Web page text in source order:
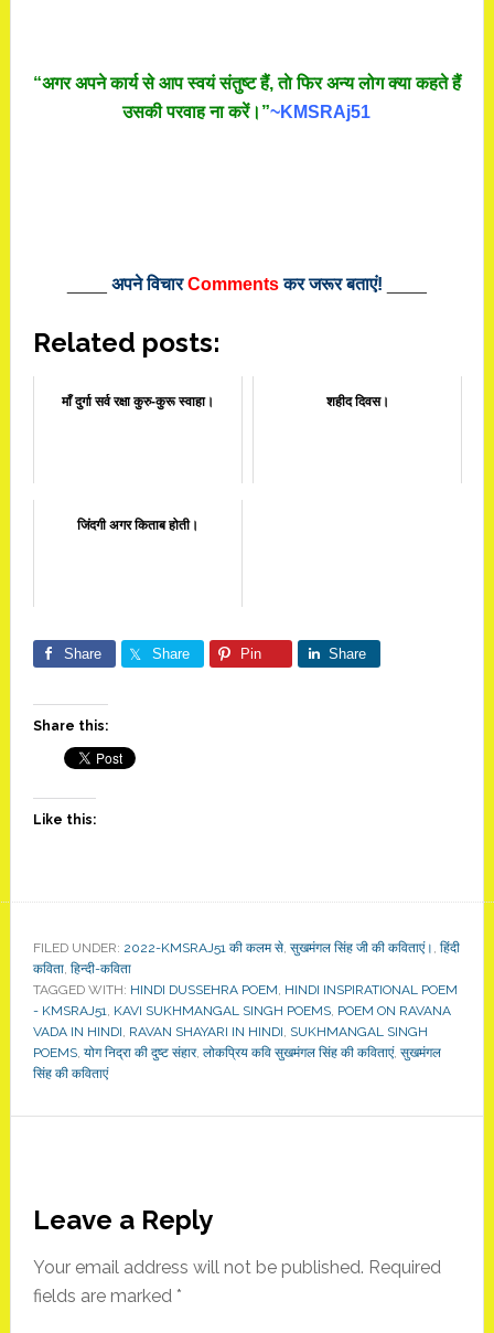
“अगर अपने कार्य से आप स्वयं संतुष्ट हैं, ताे फिर अन्य लोग क्या कहते हैं
उसकी परवाह ना करें।”~KMSRAj51
अपने विचारCommentsकर जरूर बताएं!
Related posts:
माँ दुर्गा सर्व रक्षा कुरु-कुरू स्वाहा। शहीद दिवस।
जिंदगी अगर किताब होती।
Share Share Pin Share
Share this:
Like this:
FILED UNDER: 2022-KMSRAJ51 की कलम से, सुखमंगल सिंह जी की कविताएं। हिंदी
कविता, हिन्दी-कविता
TAGGED WITH: HINDI DUSSEHRA POEM HINDI INSPIRATIONAL POEM
- KMSRAJ51
KAVI SUKHMANGAL SINGH POEMS, POEM ON RAVANA
VADA IN HINDI RAVAN SHAYARI IN HINDI SUKHMANGAL SINGH
POEMS, योग निद्रा की दुष्ट संहार, लोकप्रिय कवि सुखमंगल सिंह की कविताएं, सुखमंगल
सिंह की कविताएं
Reader
Interactions
Leave a Reply
Your email address will not be published. Required
fields are marked *